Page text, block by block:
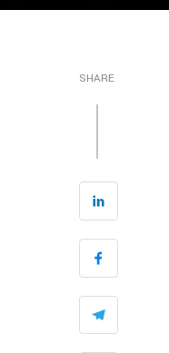
SHARE